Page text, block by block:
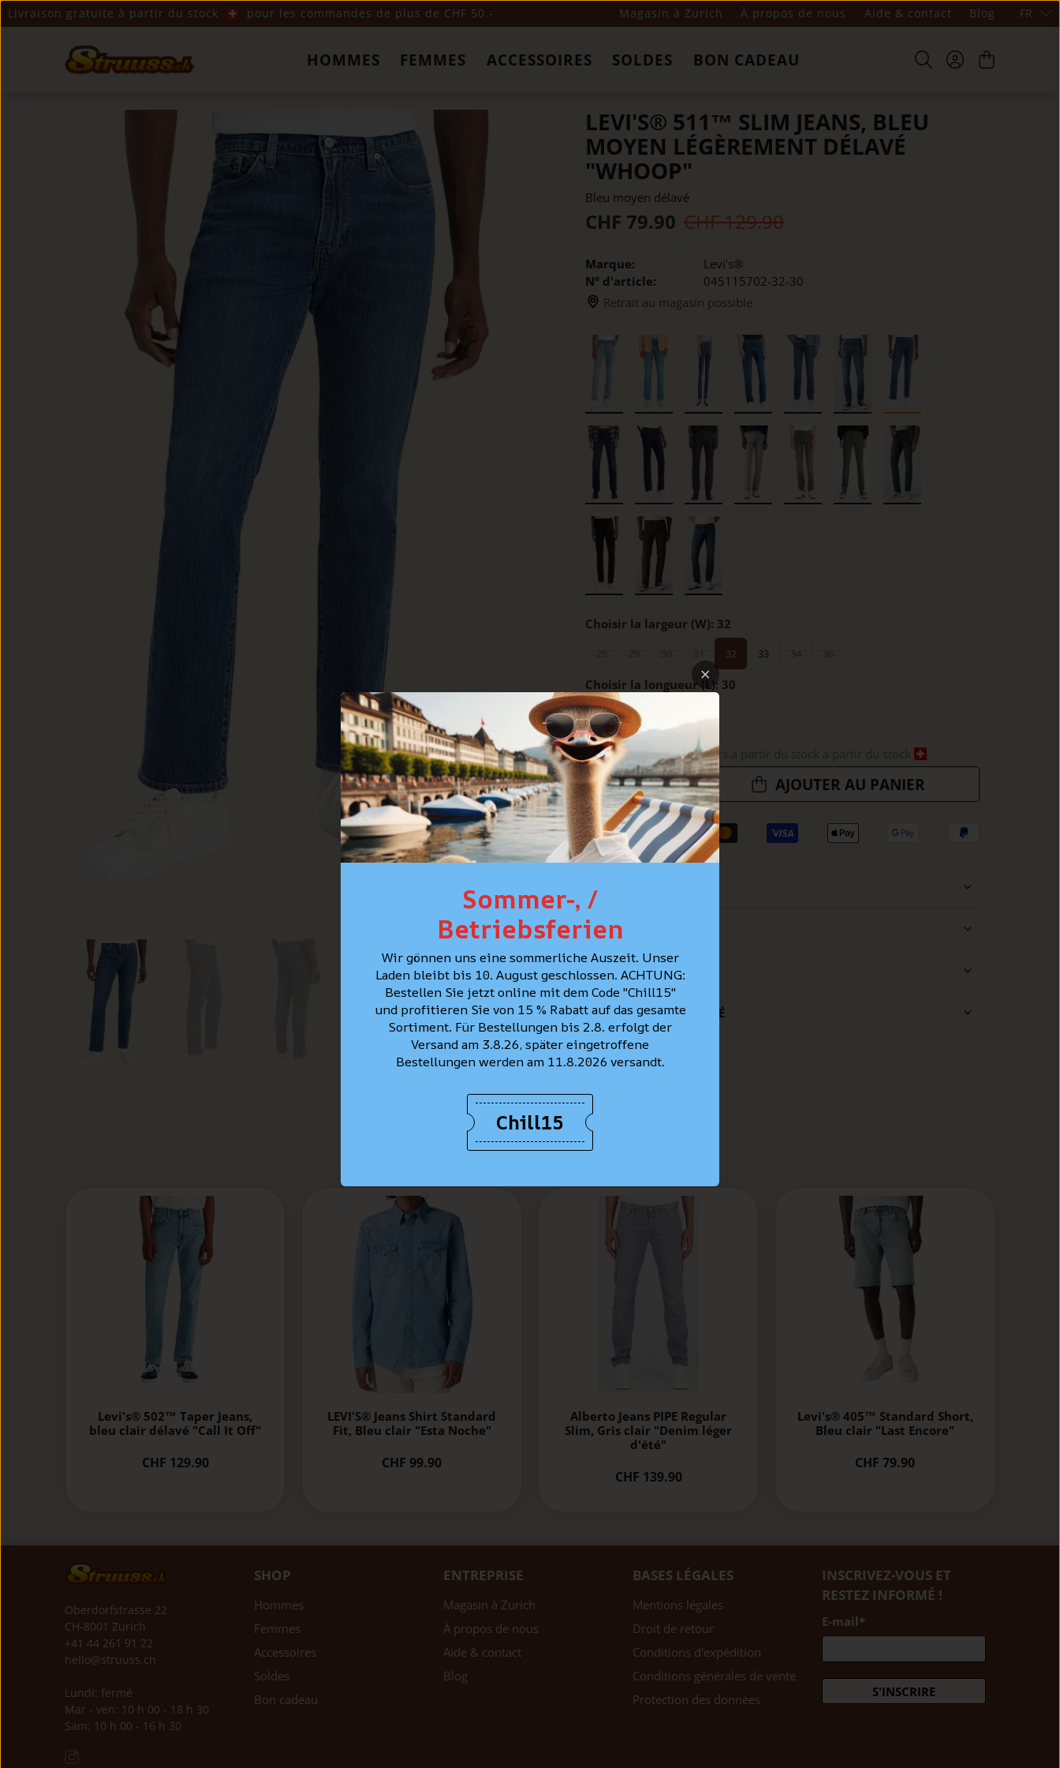
Livraison gratuite à partir du stock pour les commandes de plus de CHF 50.- Magasin à Zurich À propos de nous Aide & contact Blog FR
HOMMES FEMMES ACCESSOIRES SOLDES BON CADEAU
LEVI'S® 511™ SLIM JEANS, BLEU
MOYEN LÉGÈREMENT DÉLAVÉ
"WHOOP"
Bleu moyen délavé
CHF 79.90 CHF 129.90
Marque:
Levi's®
Nº d'article:
045115702-32-30
Retrait au magasin possible
Choisir la largeur (W): 32
32 33
Choisir la longueur (L): 30
30 32
Livraison de 1 à 3 jours à partir du stock à partir du stock
Quantité
AJOUTER AU PANIER
DÉTAILS
COUPE
SOINS
CONSEIL PERSONNALISÉ
MEILLEURES VENTES
Levi's® 502™ Taper Jeans,
bleu clair délavé "Call It Off"
CHF 129.90
LEVI'S® Jeans Shirt Standard
Fit, Bleu clair "Esta Noche"
CHF 99.90
Alberto Jeans PIPE Regular
Slim, Gris clair "Denim léger
d'été"
CHF 139.90
Levi's® 405™ Standard Short,
Bleu clair "Last Encore"
CHF 79.90
Oberdorfstrasse 22
CH-8001 Zurich
+41 44 261 91 22
hello@struuss.ch
Lundi: fermé
Mar - ven: 10 h 00 - 18 h 30
Sam: 10 h 00 - 16 h 30
SHOP
Hommes
Femmes
Accessoires
Soldes
Bon cadeau
ENTREPRISE
Magasin à Zurich
À propos de nous
Aide & contact
Blog
BASES LÉGALES
Mentions légales
Droit de retour
Conditions d'expédition
Conditions générales de vente
Protection des données
INSCRIVEZ-VOUS ET
RESTEZ INFORMÉ !
E-mail*
S'INSCRIRE
Sommer-, /
Betriebsferien
Wir gönnen uns eine sommerliche Auszeit. Unser
Laden bleibt bis 10. August geschlossen. ACHTUNG:
Bestellen Sie jetzt online mit dem Code "Chill15"
und profitieren Sie von 15 % Rabatt auf das gesamte
Sortiment. Für Bestellungen bis 2.8. erfolgt der
Versand am 3.8.26, später eingetroffene
Bestellungen werden am 11.8.2026 versandt.
Chill15